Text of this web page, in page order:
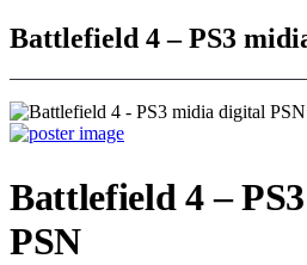
Battlefield 4 – PS3
Battlefield 4 –
PSN